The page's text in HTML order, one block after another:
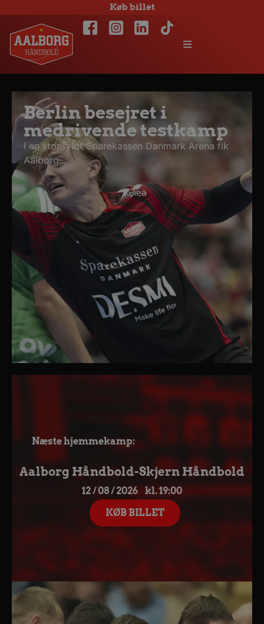
Køb billet
Berlin besejret i
medrivende testkamp
I en stopfyldt Sparekassen Danmark Arena fik
Aalborg...
Næste hjemmekamp:
Aalborg Håndbold-Skjern Håndbold
12 / 08 / 2026 kl. 19:00
KØB BILLET